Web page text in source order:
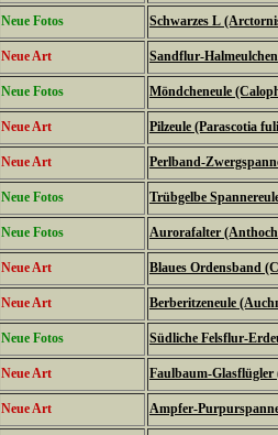
Neue Fotos Schwarzes L
Neue Art Sandflur-
Neue Fotos Möndcheneule
Neue Art Pilzeule (Parascotia
Neue Art Perlband-
Neue Fotos Trübgelbe
Neue Fotos Aurorafalter
Neue Art Blaues Ordensband
Neue Art Berberitzeneule
Neue Fotos Südliche Felsflur-
Neue Art Faulbaum-
Neue Art Ampfer-